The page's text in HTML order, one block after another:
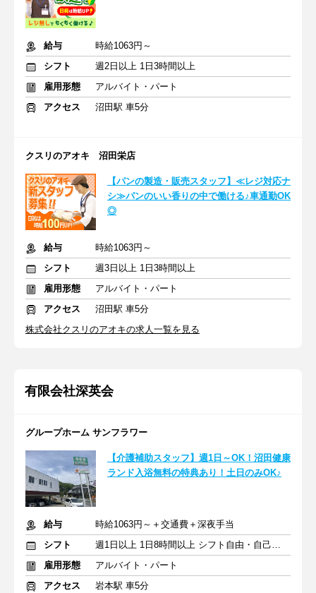
給与
時給1063円～
シフト
週2日以上 1日3時間以上
雇用形態
アルバイト・パート
アクセス
沼田駅 車5分
クスリのアオキ 沼田栄店
【パンの製造・販売スタッフ】≪レジ対応ナ
シ≫パンのいい香りの中で働ける♪車通勤OK
◎
給与
時給1063円～
シフト
週3日以上 1日3時間以上
雇用形態
アルバイト・パート
アクセス
沼田駅 車5分
株式会社クスリのアオキの求人一覧を見る
有限会社深英会
グループホーム サンフラワー
【介護補助スタッフ】週1日～OK！沼田健康
ランド入浴無料の特典あり！土日のみOK♪
給与
時給1063円～＋交通費＋深夜手当
シフト
週1日以上 1日8時間以上 シフト自由・自己申告
雇用形態
アルバイト・パート
アクセス
岩本駅 車5分